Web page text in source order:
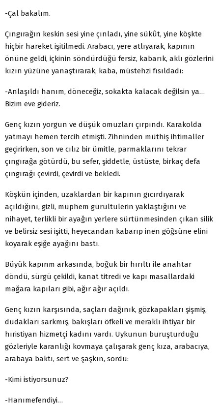
-Çal bakalım.
Çıngırağın keskin sesi yine çınladı, yine sükût, yine köşkte
hiçbir hareket işitilmedi. Arabacı, yere atlıyarak, kapının
önüne geldi, içkinin söndürdüğü fersiz, kabarık, aklı gözlerini
kızın yüzüne yanaştırarak, kaba, müstehzi fısıldadı:
-Anlaşıldı hanım, döneceğiz, sokakta kalacak değilsin ya…
Bizim eve gideriz.
Genç kızın yorgun ve düşük omuzları çırpındı. Karakolda
yatmayı hemen tercih etmişti. Zihninden müthiş ihtimaller
geçirirken, son ve cılız bir ümitle, parmaklarını tekrar
çıngırağa götürdü, bu sefer, şiddetle, üstüste, birkaç defa
çıngırağı çevirdi, çevirdi ve bekledi.
Köşkün içinden, uzaklardan bir kapının gıcırdıyarak
açıldığını, gizli, müphem gürültülerin yaklaştığını ve
nihayet, terlikli bir ayağın yerlere sürtünmesinden çıkan silik
ve belirsiz sesi işitti, heyecandan kabarıp inen göğsüne elini
koyarak eşiğe ayağını bastı.
Büyük kapınm arkasında, boğuk bir hırıltı ile anahtar
döndü, sürgü çekildi, kanat titredi ve kapı masallardaki
mağara kapıları gibi, ağır ağır açıldı.
Genç kızın karşısında, saçları dağınık, gözkapakları şişmiş,
dudakları sarkmış, bakışları öfkeli ve meraklı ihtiyar bir
hıristiyan hizmetçi kadını vardı. Uykunun buruşturduğu
gözleriyle karanlığı kovmaya çalışarak genç kıza, arabacıya,
arabaya baktı, sert ve şaşkın, sordu:
-Kimi istiyorsunuz?
-Hanımefendiyi…